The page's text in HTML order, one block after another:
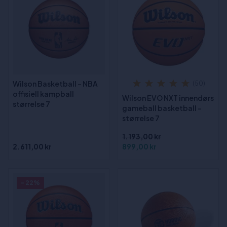
Wilson Basketball - NBA
offisiell kampball
størrelse 7
2.611,00 kr
Wilson EVO NXT innendørs
gameball basketball -
størrelse 7
1.193,00 kr
899,00 kr